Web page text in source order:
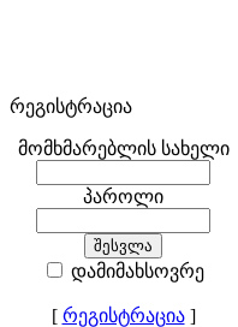
რეგისტრაცია
მომხმარებლის სახელი
პაროლი
დამიმახსოვრე
[ რეგისტრაცია]